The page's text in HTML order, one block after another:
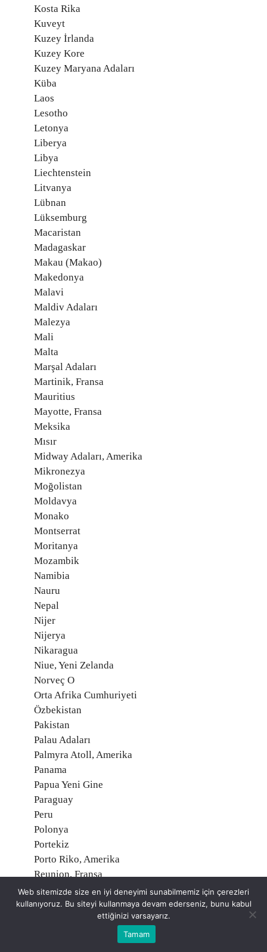
Kosta Rika
Kuveyt
Kuzey İrlanda
Kuzey Kore
Kuzey Maryana Adaları
Küba
Laos
Lesotho
Letonya
Liberya
Libya
Liechtenstein
Litvanya
Lübnan
Lüksemburg
Macaristan
Madagaskar
Makau (Makao)
Makedonya
Malavi
Maldiv Adaları
Malezya
Mali
Malta
Marşal Adaları
Martinik, Fransa
Mauritius
Mayotte, Fransa
Meksika
Mısır
Midway Adaları, Amerika
Mikronezya
Moğolistan
Moldavya
Monako
Montserrat
Moritanya
Mozambik
Namibia
Nauru
Nepal
Nijer
Nijerya
Nikaragua
Niue, Yeni Zelanda
Norveç O
Orta Afrika Cumhuriyeti
Özbekistan
Pakistan
Palau Adaları
Palmyra Atoll, Amerika
Panama
Papua Yeni Gine
Paraguay
Peru
Polonya
Portekiz
Porto Riko, Amerika
Reunion, Fransa
Romanya
Ruanda
Rusya Federasyonu
Saint Helena, İngiltere
Web sitemizde size en iyi deneyimi sunabilmemiz için çerezleri
kullanıyoruz. Bu siteyi kullanmaya devam ederseniz, bunu kabul
ettiğinizi varsayarız.
Tamam